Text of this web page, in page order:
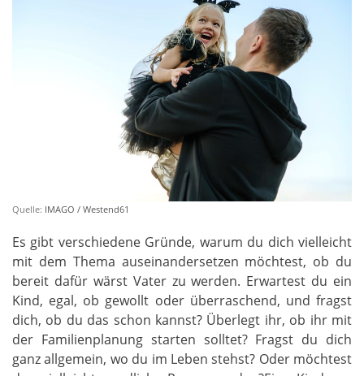
Quelle: IMAGO / Westend61
Es gibt verschiedene Gründe, warum du dich vielleicht
mit dem Thema auseinandersetzen möchtest, ob du
bereit dafür wärst Vater zu werden. Erwartest du ein
Kind, egal, ob gewollt oder überraschend, und fragst
dich, ob du das schon kannst? Überlegt ihr, ob ihr mit
der Familienplanung starten solltet? Fragst du dich
ganz allgemein, wo du im Leben stehst? Oder möchtest